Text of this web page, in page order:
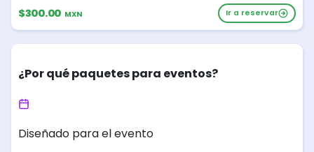
$300.00 MXN Ir a reservar
¿Por qué paquetes para eventos?
Diseñado para el evento